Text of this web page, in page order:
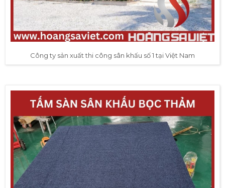
Công ty sản xuất thi công sân khấu số 1 tại Việt Nam